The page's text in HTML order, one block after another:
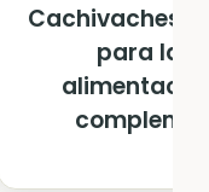
Cachivaches
para la
complem...